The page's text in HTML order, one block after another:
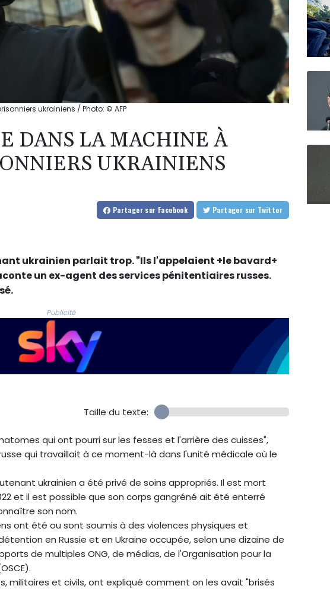
ukrainiens / Photo: © AFP
DANS LA MACHINE À
UKRAINIENS
Partager sur Facebook Partager sur Twitter
ukrainien parlait trop. "Ils l'appelaient +le bavard+
un ex-agent des services pénitentiaires russes.
Publicité
Taille du texte:
qui ont pourri sur les fesses et l'arrière des cuisses",
qui travaillait à ce moment-là dans l'unité médicale où le
ukrainien a été privé de soins appropriés. Il est mort
et il est possible que son corps gangréné ait été enterré
son nom.
ont été ou sont soumis à des violences physiques et
en Russie et en Ukraine occupée, selon une dizaine de
de multiples ONG, de médias, de l'Organisation pour la
militaires et civils, ont expliqué comment on les avait "brisés